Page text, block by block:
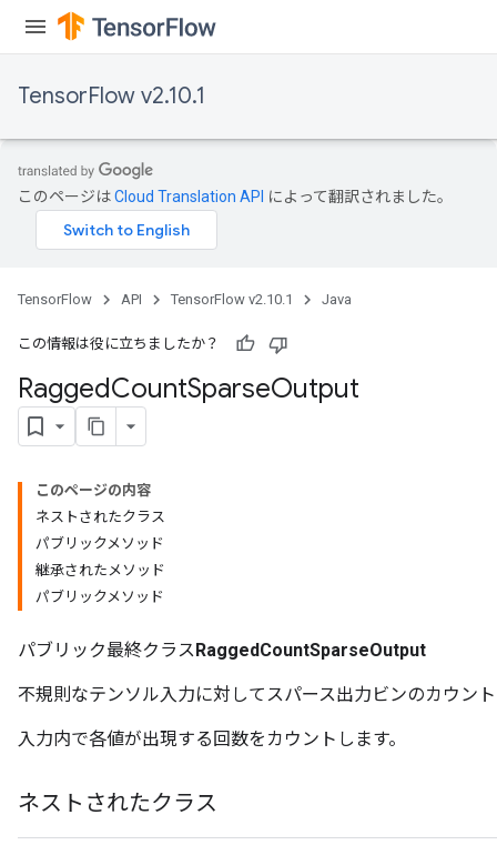
TensorFlow v2.10.1
このページはCloud Translation API によって翻訳されました。
TensorFlow API TensorFlow v2.10.1 Java
この情報は役に立ちましたか？
RaggedCountSparseOutput
このページの内容
ネストされたクラス
パブリックメソッド
継承されたメソッド
パブリックメソッド
パブリック最終クラスRaggedCountSparseOutput
不規則なテンソル入力に対してスパース出力ビンのカウン
入力内で各値が出現する回数をカウントします。
ネストされたクラス